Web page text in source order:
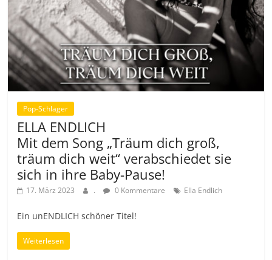
Pop-Schlager
ELLA ENDLICH
Mit dem Song „Träum dich groß,
träum dich weit“ verabschiedet sie
sich in ihre Baby-Pause!
17. März 2023 . 0 Kommentare Ella Endlich
Ein unENDLICH schöner Titel!
Weiterlesen